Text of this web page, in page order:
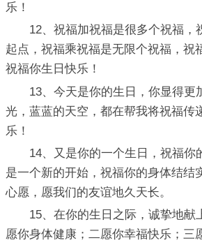
乐！
12、祝福加祝福是很多个祝福，
起点，祝福乘祝福是无限个祝福，祝
祝福你生日快乐！
13、今天是你的生日，你显得更
光，蓝蓝的天空，都在帮我将祝福传
乐！
14、又是你的一个生日，祝福你
是一个新的开始，祝福你的身体结结
心愿，愿我们的友谊地久天长。
15、在你的生日之际，诚挚地献
愿你身体健康；二愿你幸福快乐；三